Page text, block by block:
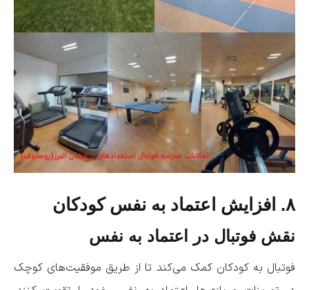
۸. افزایش اعتماد به نفس کودکان
نقش فوتبال در اعتماد به نفس
فوتبال به کودکان کمک می‌کند تا از طریق موفقیت‌های کوچک